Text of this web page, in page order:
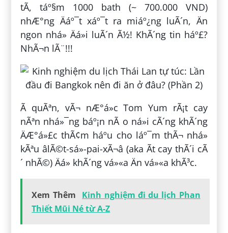
tÃ­, táº§m 1000 bath (~ 700.000 VND)
nhÆ°ng Äáº¯t xáº¯t ra miáº¿ng luÃ´n, Än
ngon nhá» Äá»i luÃ´n Ã½! KhÃ´ng tin háº£?
NhÃ¬n lÃ¨!!!
Ã quÃªn, vÃ¬ nÆ°á»c Tom Yum rÃ¡t cay
nÃªn nhá»¯ng báº¡n nÃ o ná»i cÃ´ng khÃ´ng
ÄÆ°á»£c thÃ¢m háº­u cho láº¯m thÃ¬ nhá»
kÃªu âlÃ©t-sá»-pai-xÃ¬â (aka Ã­t cay thÃ´i cÃ
´ nhÃ©) Äá» khÃ´ng vá»«a Än vá»«a khÃ³c.
Xem Thêm
Kinh nghiệm đi du lịch Phan
Thiết Mũi Né từ A-Z